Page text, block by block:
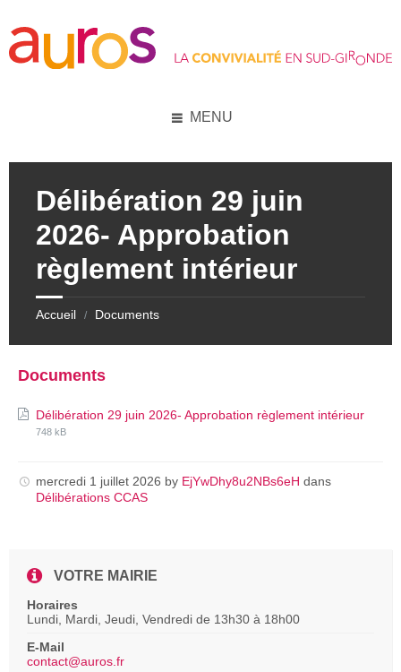
content
left
sidebar
footer
MENU
Délibération 29 juin
2026- Approbation
règlement intérieur
Accueil / Documents
Documents
Délibération 29 juin 2026- Approbation règlement intérieur
748 kB
mercredi 1 juillet 2026 by EjYwDhy8u2NBs6eH dans
Délibérations CCAS
VOTRE MAIRIE
Horaires
Lundi, Mardi, Jeudi, Vendredi de 13h30 à 18h00
E-Mail
contact@auros.fr